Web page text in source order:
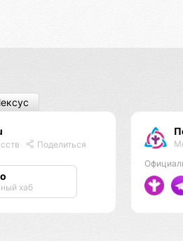
Поделиться
хаб